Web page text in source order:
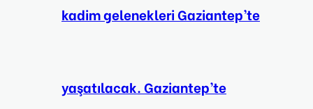
kadim gelenekleri Gaziantep’te
yaşatılacak. Gaziantep’te